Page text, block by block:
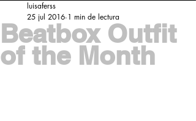
Beatbox Outfit
of the Month
luisaferss
25 jul 2016 1 min de lectura